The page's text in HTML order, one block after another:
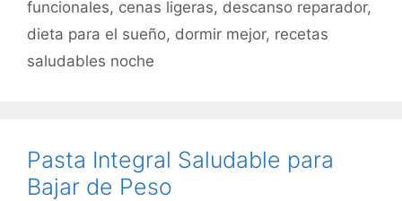
funcionales, cenas ligeras, descanso reparador,
dieta para el sueño, dormir mejor, recetas
saludables noche
Pasta Integral Saludable para
Bajar de Peso